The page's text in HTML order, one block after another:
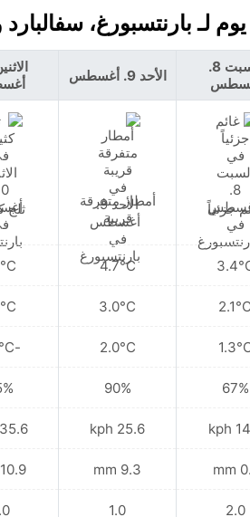
السبت 8.
جزئياً
2.1°C
67%
0.1
2.0
الأحد 9. أغسطس
أمطار متفرقة
قريبة
4.7°C
3.0°C
2.0°C
90%
25.6 kph
9.3 mm
1.0
ثلج
-0.8°C
35.6 kph
10.9 mm